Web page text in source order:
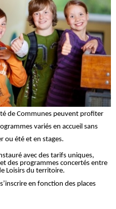
de Communes peuvent profiter
variés en accueil sans
ou été et en stages.
avec des tarifs uniques,
des programmes concertés entre
Loisirs du territoire.
en fonction des places